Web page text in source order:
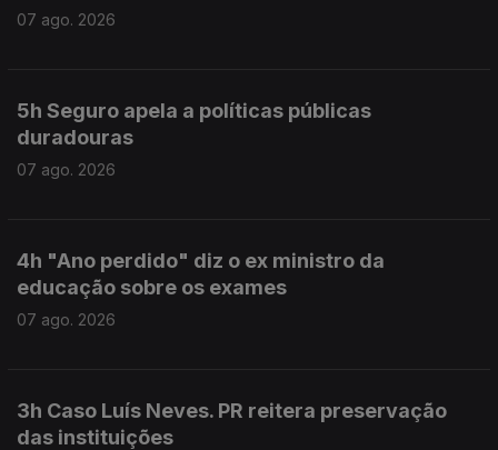
07 ago. 2026
5h Seguro apela a políticas públicas
duradouras
07 ago. 2026
4h "Ano perdido" diz o ex ministro da
educação sobre os exames
07 ago. 2026
3h Caso Luís Neves. PR reitera preservação
das instituições